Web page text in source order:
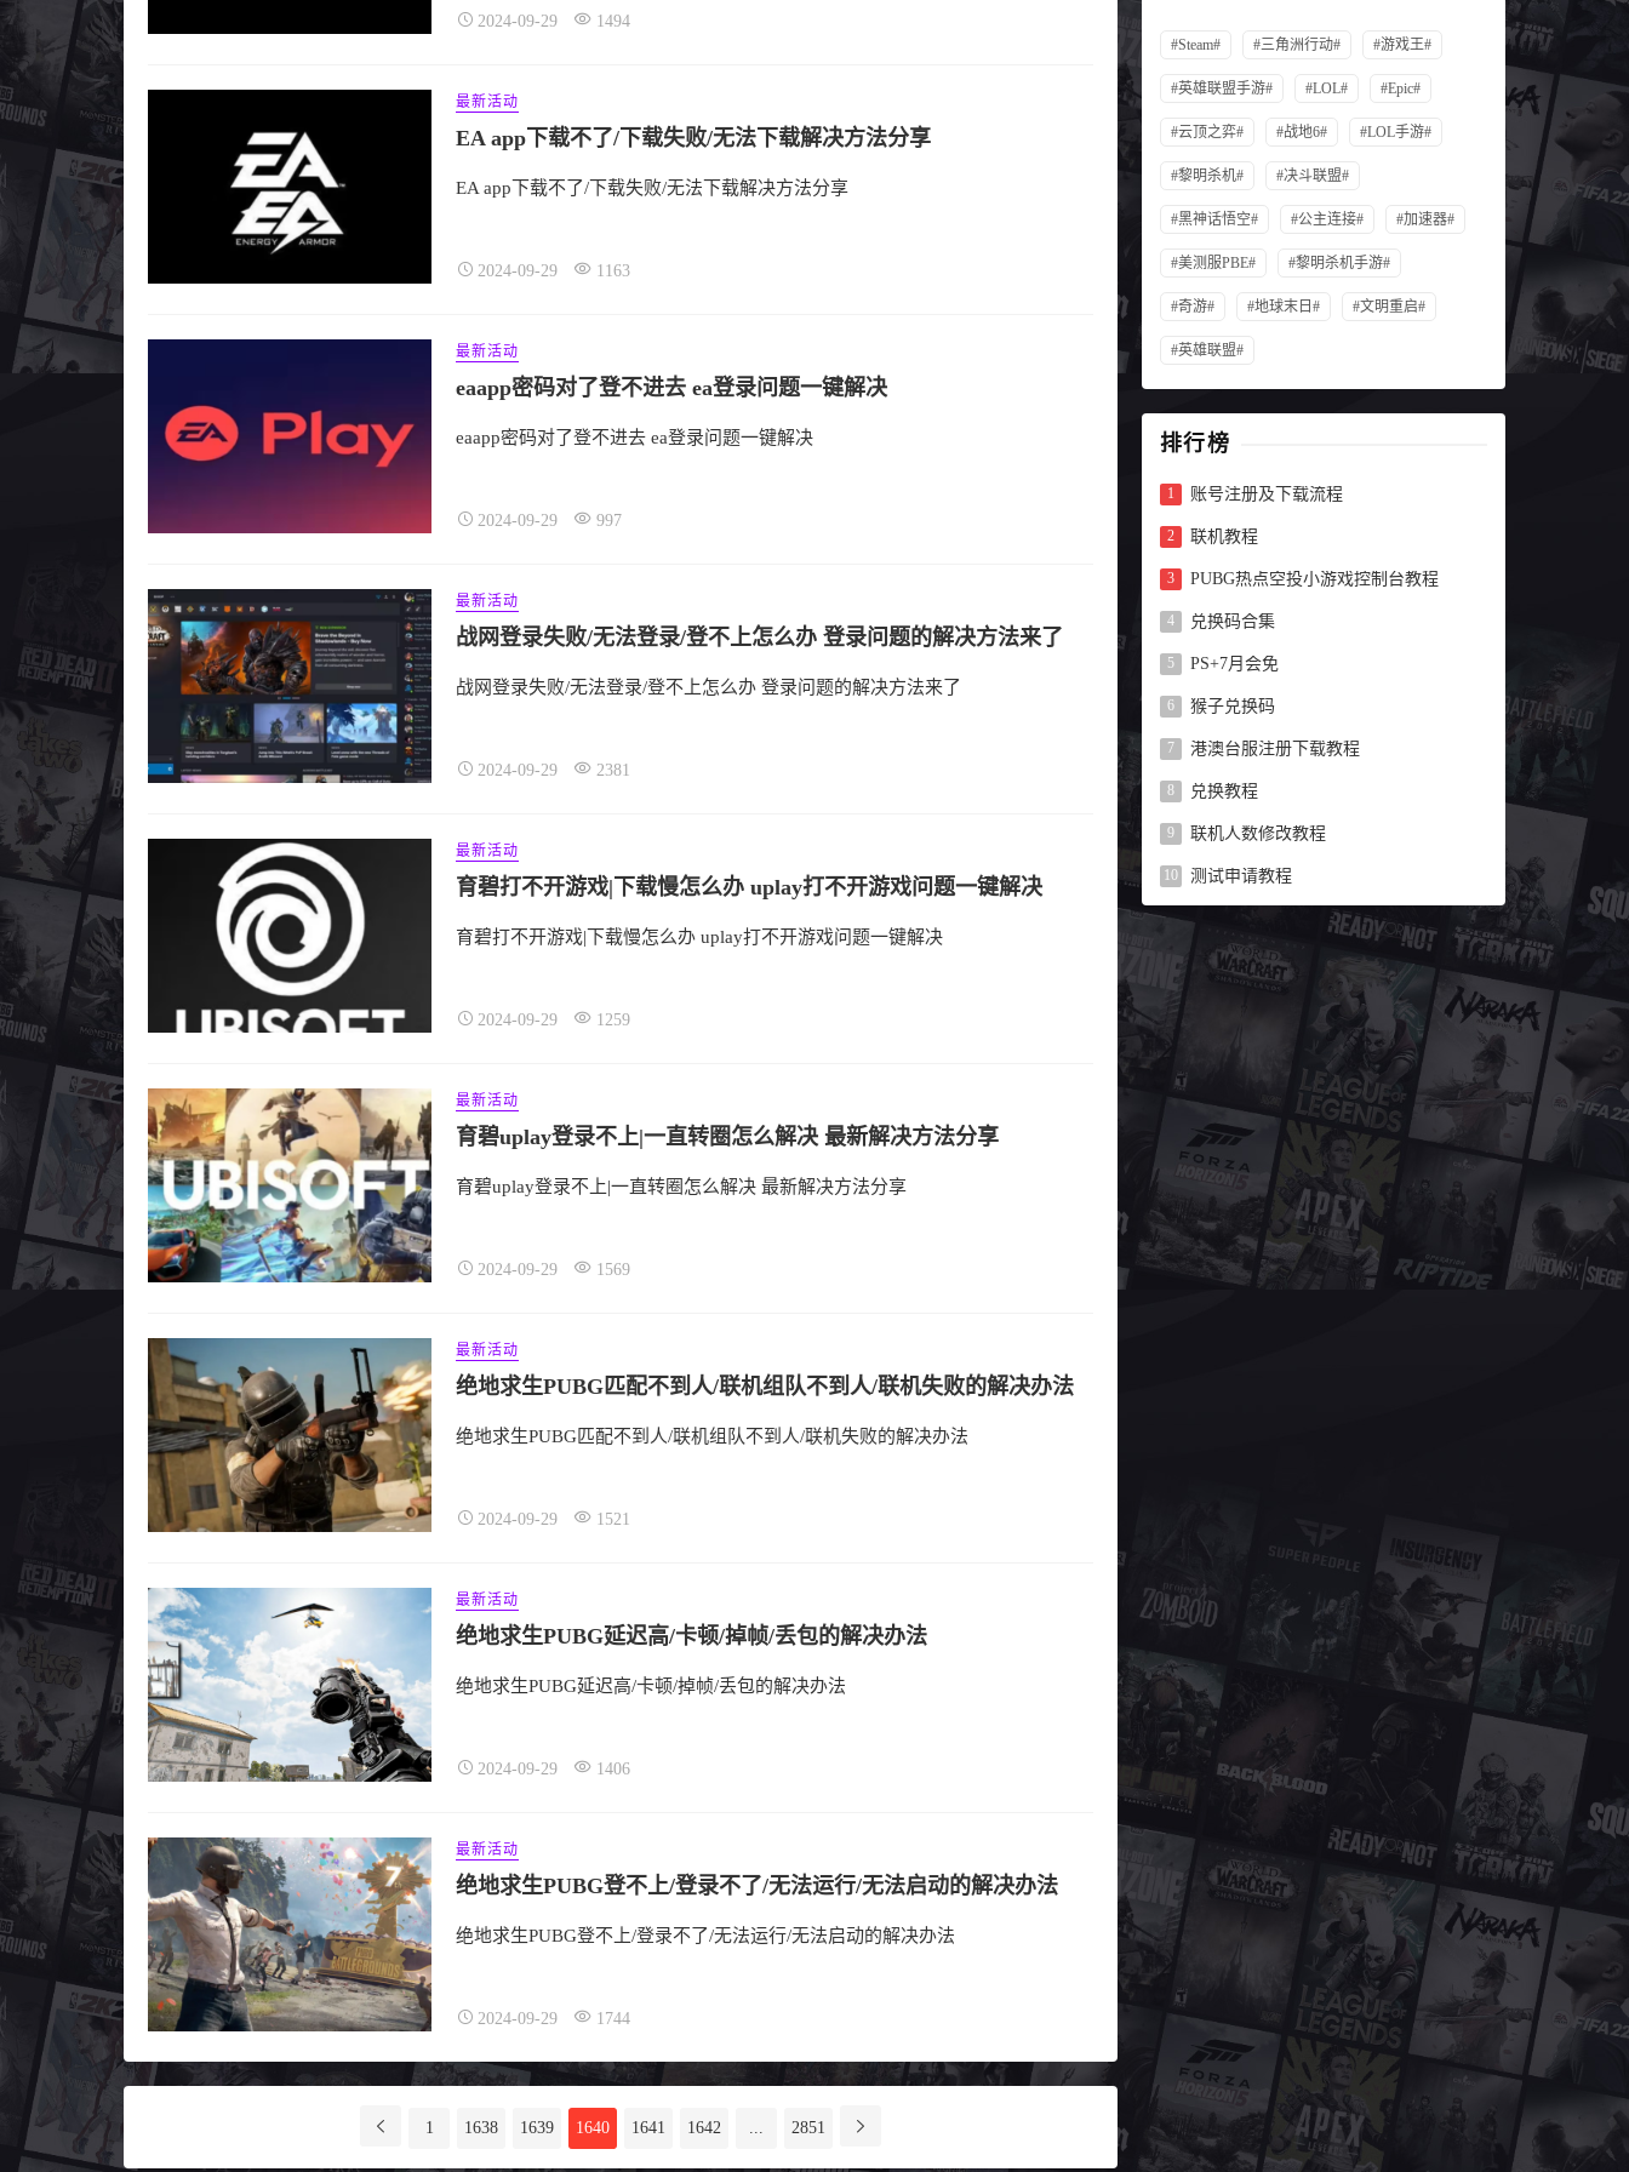
2024-09-29 1494
最新活动
EA app下载不了/下载失败/无法下载解决方法分享
EA app下载不了/下载失败/无法下载解决方法分享
2024-09-29 1163
最新活动
eaapp密码对了登不进去 ea登录问题一键解决
eaapp密码对了登不进去 ea登录问题一键解决
2024-09-29 997
最新活动
战网登录失败/无法登录/登不上怎么办 登录问题的解决方法来了
战网登录失败/无法登录/登不上怎么办 登录问题的解决方法来了
2024-09-29 2381
最新活动
育碧打不开游戏|下载慢怎么办 uplay打不开游戏问题一键解决
育碧打不开游戏|下载慢怎么办 uplay打不开游戏问题一键解决
2024-09-29 1259
最新活动
育碧uplay登录不上|一直转圈怎么解决 最新解决方法分享
育碧uplay登录不上|一直转圈怎么解决 最新解决方法分享
2024-09-29 1569
最新活动
绝地求生PUBG匹配不到人/联机组队不到人/联机失败的解决办法
绝地求生PUBG匹配不到人/联机组队不到人/联机失败的解决办法
2024-09-29 1521
最新活动
绝地求生PUBG延迟高/卡顿/掉帧/丢包的解决办法
绝地求生PUBG延迟高/卡顿/掉帧/丢包的解决办法
2024-09-29 1406
最新活动
绝地求生PUBG登不上/登录不了/无法运行/无法启动的解决办法
绝地求生PUBG登不上/登录不了/无法运行/无法启动的解决办法
2024-09-29 1744
导
1 1638 1639 1640 1641 1642 ... 2851
#Steam# #三角洲行动# #游戏王#
#英雄联盟手游# #LOL# #Epic#
#云顶之弈# #战地6# #LOL手游#
#黎明杀机# #决斗联盟#
#黑神话悟空# #公主连接# #加速器#
#美测服PBE# #黎明杀机手游#
#奇游# #地球末日# #文明重启#
#英雄联盟#
排行榜
账号注册及下载流程
联机教程
PUBG热点空投小游戏控制台教程
兑换码合集
PS+7月会免
猴子兑换码
港澳台服注册下载教程
兑换教程
联机人数修改教程
测试申请教程